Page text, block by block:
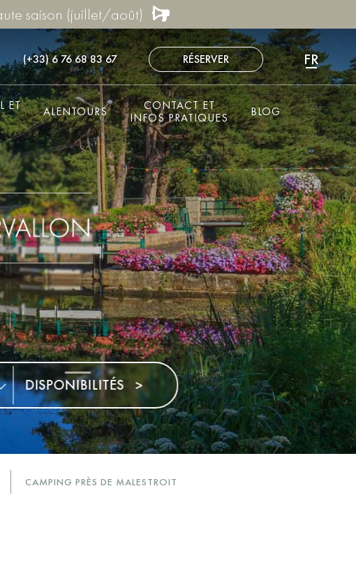
saison (juillet/août)
(+33) 6 76 68 83 67 RÉSERVER
FR
EN
NL
DE
ES
ET
ALENTOURS
CONTACT ET
INFOS PRATIQUES
BLOG
>
CAMPING PRÈS DE MALESTROIT